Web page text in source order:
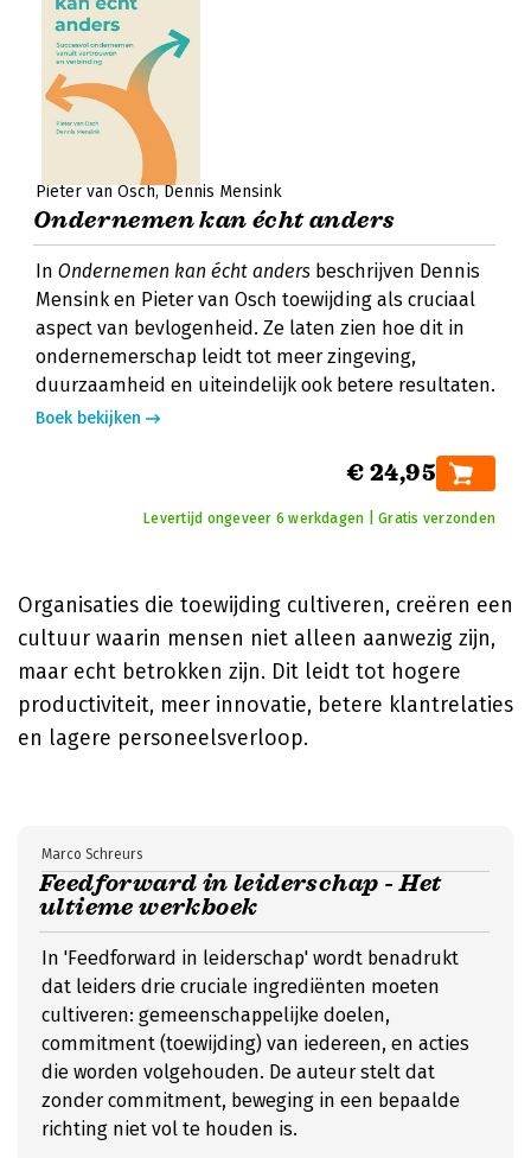
Pieter van Osch Dennis Mensink
Ondernemen kan écht anders
In Ondernemen kan écht anders beschrijven Dennis
Mensink en Pieter van Osch toewijding als cruciaal
aspect van bevlogenheid. Ze laten zien hoe dit in
ondernemerschap leidt tot meer zingeving,
duurzaamheid en uiteindelijk ook betere resultaten.
Boek bekijken
€ 24,95
Levertijd ongeveer 6 werkdagen | Gratis verzonden
Organisaties die toewijding cultiveren, creëren een
cultuur waarin mensen niet alleen aanwezig zijn,
maar echt betrokken zijn. Dit leidt tot hogere
productiviteit, meer innovatie, betere klantrelaties
en lagere personeelsverloop.
Feedforward in leiderschap - Het
ultieme werkboek
Marco Schreurs
In 'Feedforward in leiderschap' wordt benadrukt
dat leiders drie cruciale ingrediënten moeten
cultiveren: gemeenschappelijke doelen,
commitment (toewijding) van iedereen, en acties
die worden volgehouden. De auteur stelt dat
zonder commitment, beweging in een bepaalde
richting niet vol te houden is.